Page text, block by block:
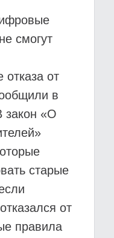
смогут
отказа от
в
закон «О
старые
от
правила